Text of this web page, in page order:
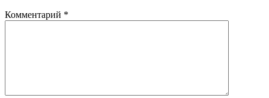
Комментарий *